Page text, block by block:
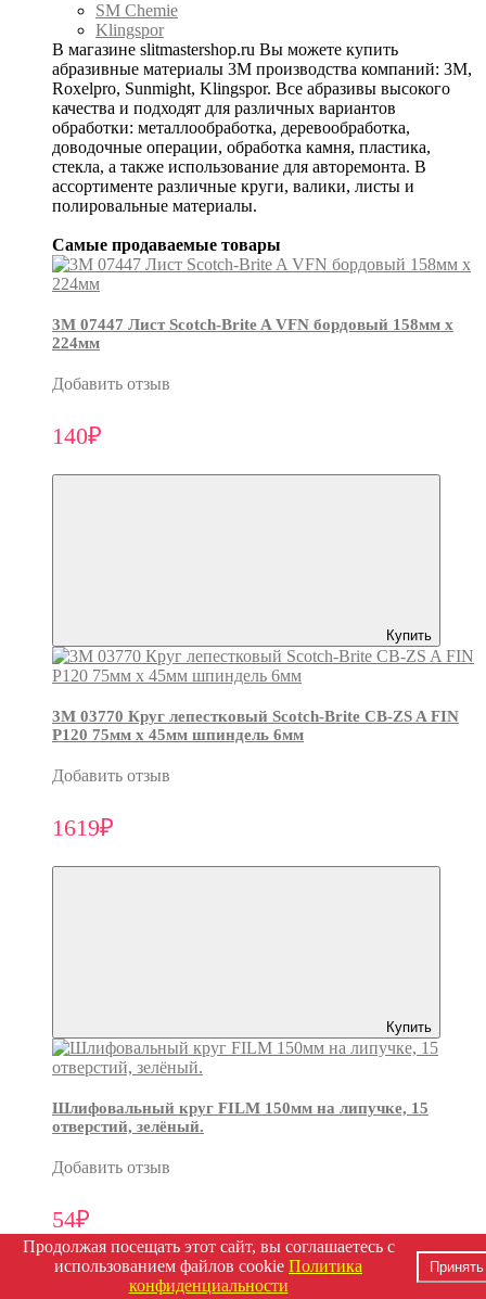
SM Chemie
Klingspor
В магазине slitmastershop.ru Вы можете купить
абразивные материалы 3М производства компаний: 3М,
Roxelpro, Sunmight, Klingspor. Все абразивы высокого
качества и подходят для различных вариантов
обработки: металлообработка, деревообработка,
доводочные операции, обработка камня, пластика,
стекла, а также использование для авторемонта. В
ассортименте различные круги, валики, листы и
полировальные материалы.
Самые продаваемые товары
3М 07447 Лист Scotch-Brite A VFN бордовый 158мм х
224мм
Добавить отзыв
140₽
Купить
3М 03770 Круг лепестковый Scotch-Brite CB-ZS A FIN
P120 75мм х 45мм шпиндель 6мм
Добавить отзыв
1619₽
Купить
Шлифовальный круг FILM 150мм на липучке, 15
отверстий, зелёный.
Добавить отзыв
54₽
Продолжая посещать этот сайт, вы соглашаетесь с
использованием файлов cookie Политика
конфиденциальности
Принять